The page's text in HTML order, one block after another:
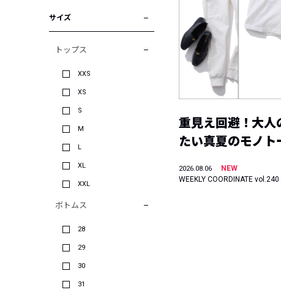
サイズ
トップス
XXS
XS
S
M
L
XL
XXL
ボトムス
28
29
30
31
重見え回避！大人
たい真夏のモノト
2026.08.06
NEW
WEEKLY COORDINATE vol.240